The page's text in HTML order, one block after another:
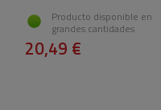
Producto disponible en
grandes cantidades
20,49 €